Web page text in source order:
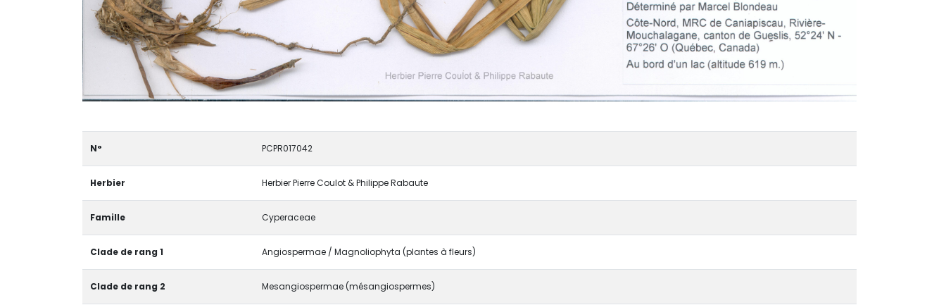
N° PCPR017042
Herbier Herbier Pierre Coulot & Philippe Rabaute
Famille Cyperaceae
Clade de rang 1 Angiospermae / Magnoliophyta (plantes à fleurs)
Clade de rang 2 Mesangiospermae (mésangiospermes)